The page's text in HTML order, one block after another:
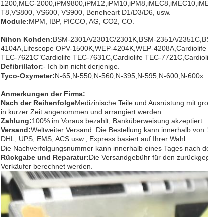
1200,MEC-
T8,VS800, VS600, VS900, Beneheart D1/D3/D6, usw.
Module:MPM, IBP, PICCO, AG, CO2, CO.
Nihon Kohden:BSM-2301A/2301C/2301K,BSM-2351A/
4104A,Lifescope OPV-1500K,WEP-4204K,WEP-
TEC-7621C"Cardiolife TEC-7631C,Cardiolife TEC-
Defibrillator:- Ich bin nicht derjenige.
Tyco-Oxymeter:N-65,N-550,N-560,N-395,N-595,N-600,N-600x
Anmerkungen der Firma:
Nach der ReihenfolgeMedizinische Teile und Ausrüstung mit
in kurzer Zeit angenommen und arrangiert werden.
Zahlung:100% im Voraus bezahlt, Banküberweisung akzeptiert.
Versand:Weltweiter Versand. Die Bestellung kann innerhalb
DHL, UPS, EMS, ACS usw., Express basiert auf Ihrer Wahl.
Die Nachverfolgungsnummer kann innerhalb eines Tages nach
Rückgabe und Reparatur:Die Versandgebühr für den
Verkäufer berechnet werden.